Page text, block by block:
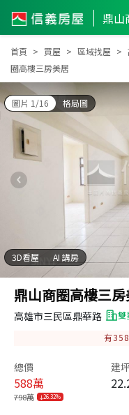
首頁 買屋 區域找屋
圈高樓三房美居
圖片 1/16 格局圖
3D看屋 AI 講房
鼎山商圈高樓三
高雄市三民區鼎華路
雙
有
總價
588萬
798萬 26.32%
建